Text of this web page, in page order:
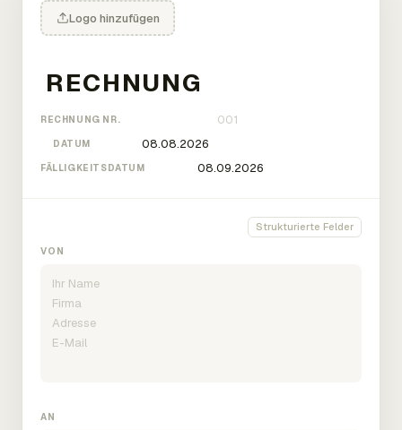
Logo hinzufügen
RECHNUNG NR.
DATUM
FÄLLIGKEITSDATUM
Strukturierte Felder
VON
AN